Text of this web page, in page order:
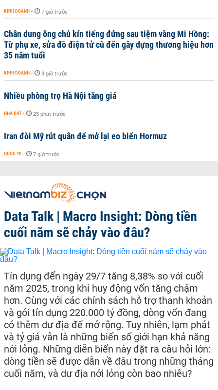
KINH DOANH - 7 giờ trước
Chân dung ông chủ kín tiếng đứng sau tiệm vàng Mi Hồng:
Từ phụ xe, sửa đồ điện tử cũ đến gây dựng thương hiệu hơn
35 năm tuổi
KINH DOANH - 3 giờ trước
Nhiều phòng trọ Hà Nội tăng giá
NHÀ ĐẤT - 25 phút trước
Iran đòi Mỹ rút quân để mở lại eo biển Hormuz
QUỐC TẾ - 7 giờ trước
Data Talk | Macro Insight: Dòng tiền
cuối năm sẽ chảy vào đâu?
Tín dụng đến ngày 29/7 tăng 8,38% so với cuối
năm 2025, trong khi huy động vốn tăng chậm
hơn. Cùng với các chính sách hỗ trợ thanh khoản
và gói tín dụng 220.000 tỷ đồng, dòng vốn đang
có thêm dư địa để mở rộng. Tuy nhiên, lạm phát
và tỷ giá vẫn là những biến số giới hạn khả năng
nới lỏng. Những diễn biến này đặt ra câu hỏi lớn:
dòng tiền sẽ được dẫn về đâu trong những tháng
cuối năm, và dư địa nới lỏng còn bao nhiêu?